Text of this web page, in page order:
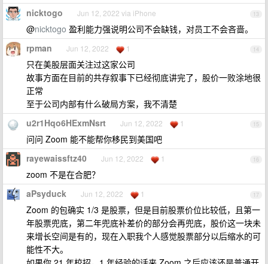
13
nicktogo Jun 12, 2022 via iPhone
@nicktogo 盈利能力强说明公司不会缺钱，对员工不会吝啬。
14
rpman Jun 12, 2022 1
只在美股层面关注过这家公司
故事方面在目前的共存叙事下已经彻底讲完了，股价一败涂地很
正常
至于公司内部有什么破局方案，我不清楚
15
u2r1Hqo6HExmNsrt Jun 12, 2022 1
问问 Zoom 能不能帮你移民到美国吧
16
rayewaissftz40 Jun 12, 2022 1
zoom 不是在合肥？
17
aPsyduck Jun 12, 2022 1
Zoom 的包确实 1/3 是股票，但是目前股票价位比较低，且第一
年股票兜底，第二年兜底补差价的部分会再兜底，股价这一块未
来增长空间是有的，现在入职我个人感觉股票部分以后缩水的可
能性不大。